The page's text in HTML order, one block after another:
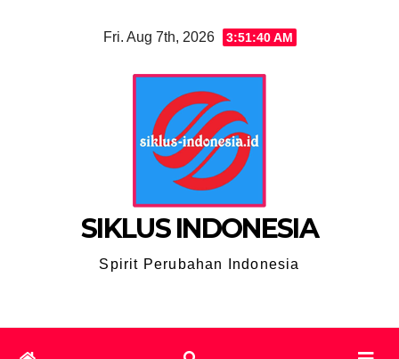
Fri. Aug 7th, 2026 3:51:41 AM
SIKLUS INDONESIA
Spirit Perubahan Indonesia